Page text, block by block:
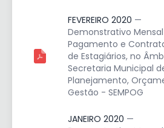
FEVEREIRO 2020 —
Demonstrativo
Pagamento e
de Estagiários, no
Secretaria Municipal
Planejamento,
Gestão - SEMPOG
JANEIRO 2020 —